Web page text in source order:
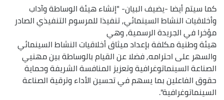
كما سيتم أيضا -يضيف البيان- "إنشاء هيئة الوساطة وآداب
وأخلاقيات النشاط السينمائي, تنفيذا للمرسوم التنفيذي الصادر
مؤخرا في الجريدة الرسمية, وهي
هيئة وطنية مكلفة بإعداد ميثاق أخلاقيات النشاط السينمائي
والسهر على احترامه, فضلا عن القيام بالوساطة بين مهنيي
الصناعة السينماتوغرافية وتعزيز المنافسة الشريفة وحماية
حقوق الفاعلين بما يسهم في تحسين الأداء وترقية الصناعة
السينماتوغرافية".